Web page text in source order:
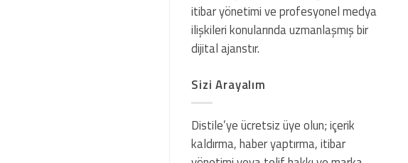
itibar yönetimi ve profesyonel medya
ilişkileri konularında uzmanlaşmış bir
dijital ajanstır.
Sizi Arayalım
Distile’ye ücretsiz üye olun; içerik
kaldırma, haber yaptırma, itibar